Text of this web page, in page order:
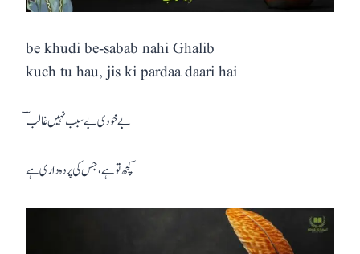
be khudi be-sabab nahi Ghalib
kuch tu hau, jis ki pardaa daari hai
بے خودی بے سبب نہیں غالبؔ
کچھ تو ہے، جس کی پردہ داری ہے